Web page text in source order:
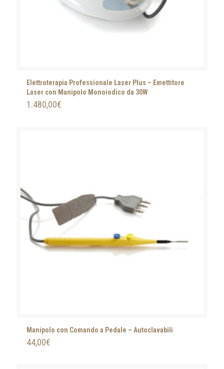
Elettroterapia Professionale Laser Plus – Emettitore
Laser con Manipolo Monoiodico da 30W
1.480,00€
Manipolo con Comando a Pedale – Autoclavabili
44,00€